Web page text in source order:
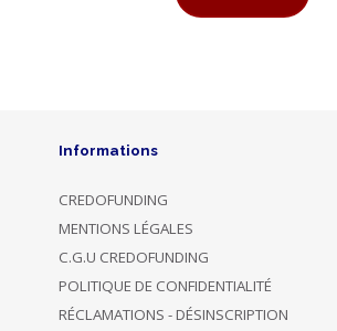
Informations
CREDOFUNDING
MENTIONS LÉGALES
C.G.U CREDOFUNDING
POLITIQUE DE CONFIDENTIALITÉ
RÉCLAMATIONS - DÉSINSCRIPTION